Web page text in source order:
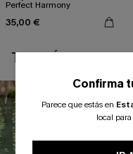
Perfect Harmony
35,00 €
TAMBIÉN TE
Confirma
Parece que estás en
local